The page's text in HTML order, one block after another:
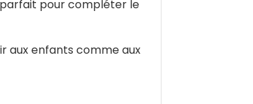
parfait pour compléter le
aux enfants comme aux